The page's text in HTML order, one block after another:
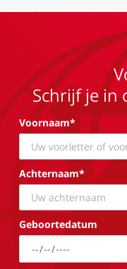
Schrijf je in
Voornaam*
Achternaam*
Geboortedatum